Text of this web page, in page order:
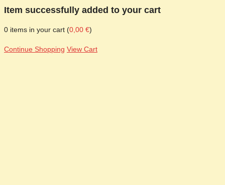
Item successfully added to your cart
0 items in your cart (0,00 €)
Continue Shopping View Cart